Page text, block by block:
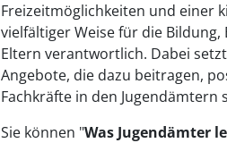
Freizeitmöglichkeiten und einer
vielfältiger Weise für die
Eltern verantwortlich. Dabei
Angebote, die dazu beitragen,
Fachkräfte in den
Sie können "Was Jugendämter